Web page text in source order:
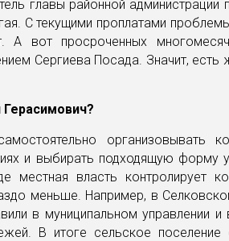
главы районной администрации
С текущими проплатами
А вот просроченных
Сергиева Посада. Значит,
организовывать
и выбирать подходящую форму
власть контролирует
меньше. Например, в
в муниципальном управлении и
В итоге сельское